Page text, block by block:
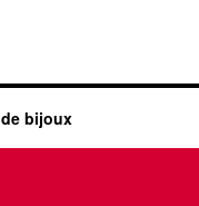
bijoux